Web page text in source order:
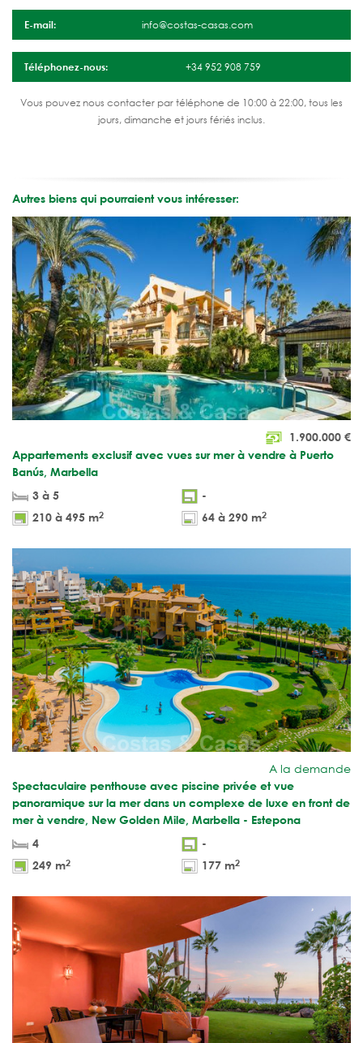
E-mail: info@costas-casas.com
Téléphonez-nous: +34 952 908 759
Vous pouvez nous contacter par téléphone de 10:00 à 22:00, tous les
jours, dimanche et jours fériés inclus.
Autres biens qui pourraient vous intéresser:
1.900.000 €
Appartements exclusif avec vues sur mer à vendre à Puerto
Banús, Marbella
3 à 5
-
210 à 495 m2 64 à 290 m2
A la demande
Spectaculaire penthouse avec piscine privée et vue
panoramique sur la mer dans un complexe de luxe en front de
mer à vendre, New Golden Mile, Marbella - Estepona
4
-
249 m2 177 m2